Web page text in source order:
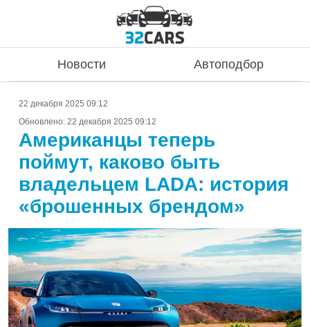
Новости Автоподбор
22 декабря 2025 09:12
Обновлено: 22 декабря 2025 09:12
Американцы теперь
поймут, каково быть
владельцем LADA: история
«брошенных брендом»